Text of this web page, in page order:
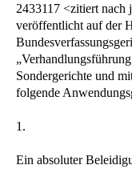
2433117 <zitiert nach
veröffentlicht auf der
Sondergerichte und
folgende
1.
Ein absoluter